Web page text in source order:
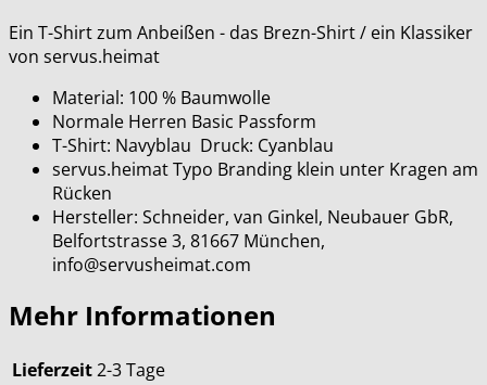
Ein T-Shirt zum Anbeißen - das Brezn-Shirt / ein Klassiker
von servus.heimat
Material: 100 % Baumwolle
Normale Herren Basic Passform
T-Shirt: Navyblau Druck: Cyanblau
servus.heimat Typo Branding klein unter Kragen am
Rücken
Hersteller: Schneider, van Ginkel, Neubauer GbR,
Belfortstrasse 3, 81667 München,
info@servusheimat.com
Mehr Informationen
Lieferzeit2-3 Tage